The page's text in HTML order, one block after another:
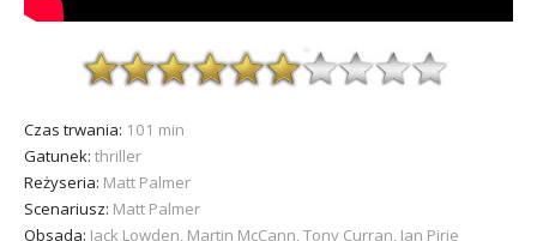
Czas trwania: 101 min
Gatunek: thriller
Reżyseria: Matt Palmer
Scenariusz: Matt Palmer
Obsada: Jack Lowden, Martin McCann, Tony Curran, Ian Pirie